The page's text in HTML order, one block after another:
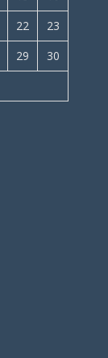
22
23
29
30